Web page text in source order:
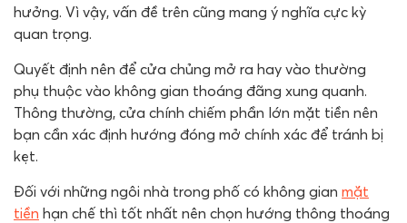
hưởng. Vì vậy, vấn đề trên cũng mang ý nghĩa cực kỳ
quan trọng.
Quyết định nên để cửa chủng mở ra hay vào thường
phụ thuộc vào không gian thoáng đãng xung quanh.
Thông thường, cửa chính chiếm phần lớn mặt tiền nên
bạn cần xác định hướng đóng mở chính xác để tránh bị
kẹt.
Đối với những ngôi nhà trong phố có không gian mặt
tiền hạn chế thì tốt nhất nên chọn hướng thông thoáng